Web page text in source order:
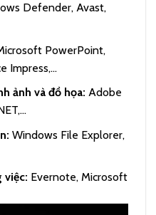
Defender, Avast,
PowerPoint,
Impress,…
ảnh và đồ họa: Adobe
Windows File Explorer,
việc: Evernote, Microsoft